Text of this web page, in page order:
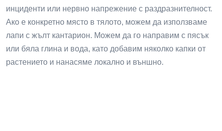
инциденти или нервно напрежение с раздразнителност.
Ако е конкретно място в тялото, можем да използваме
лапи с жълт кантарион. Можем да го направим с пясък
или бяла глина и вода, като добавим няколко капки от
растението и нанасяме локално и външно.